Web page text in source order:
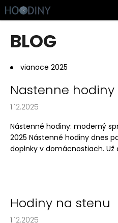
Prejsť
na
obsah
BLOG
vianoce 2025
V
ý
p
i
s
č
k
Nastenne hodiny
1.12.2025
Nástenné hodiny: moderný
2025 Nástenné hodiny dnes
doplnky v domácnostiach. Už
Hodiny na stenu
1.12.2025
K
o
o
p
o
t
r
e
b
t
e